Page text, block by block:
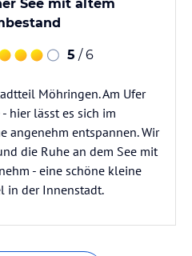
See mit altem
5 / 6
Möhringen. Am Ufer
hier lässt es sich im
angenehm entspannen. Wir
die Ruhe an dem See mit
- eine schöne kleine
in der Innenstadt.